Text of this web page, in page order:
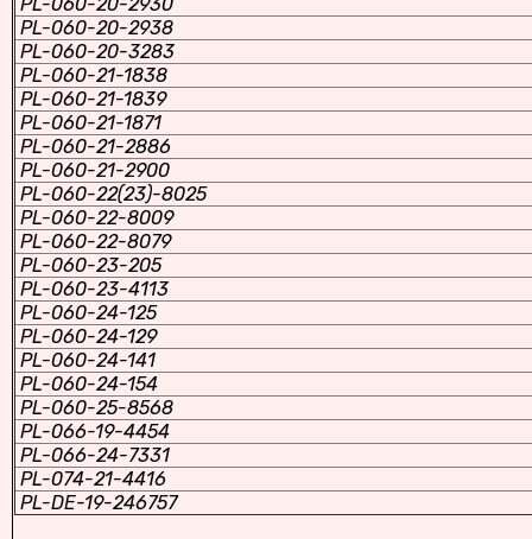
PL-060-20-2938
PL-060-20-3283
PL-060-21-1838
PL-060-21-1839
PL-060-21-1871
PL-060-21-2886
PL-060-21-2900
PL-060-22(23)-8025
PL-060-22-8009
PL-060-22-8079
PL-060-23-205
PL-060-23-4113
PL-060-24-125
PL-060-24-129
PL-060-24-141
PL-060-24-154
PL-060-25-8568
PL-066-19-4454
PL-066-24-7331
PL-074-21-4416
PL-DE-19-246757